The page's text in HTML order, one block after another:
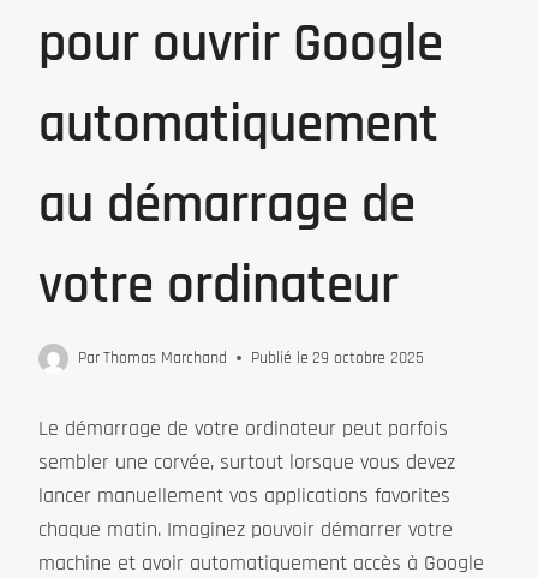
pour ouvrir Google
automatiquement
au démarrage de
votre ordinateur
ParThomas Marchand Publié le 29 octobre 2025
Le démarrage de votre ordinateur peut parfois
sembler une corvée, surtout lorsque vous devez
lancer manuellement vos applications favorites
chaque matin. Imaginez pouvoir démarrer votre
machine et avoir automatiquement accès à Google